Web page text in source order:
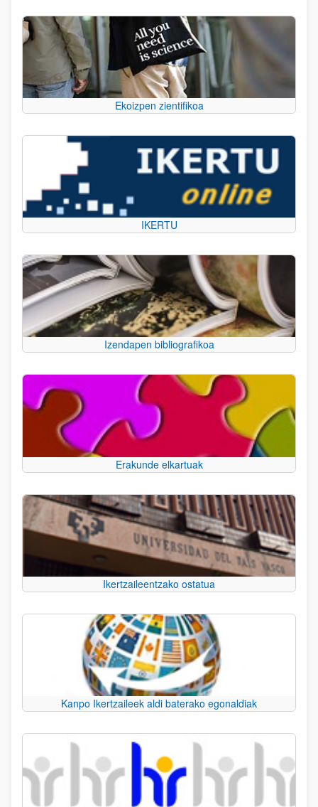
Ekoizpen zientifikoa
IKERTU
Izendapen bibliografikoa
Erakunde elkartuak
Ikertzaileentzako ostatua
Kanpo Ikertzaileek aldi baterako egonaldiak